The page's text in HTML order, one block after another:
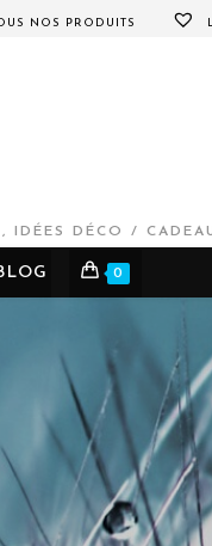
NOS PRODUITS
IDÉES DÉCO /
0